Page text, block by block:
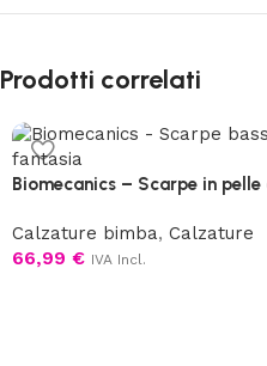
Prodotti correlati
Biomecanics – Scarpe in
Calzature bimba, Calzature
66,99 € IVA Incl.